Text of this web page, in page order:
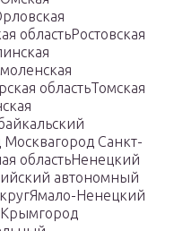
областьРостовская
областьТомская
Москвагород Санкт-
областьНенецкий
автономный
Ненецкий